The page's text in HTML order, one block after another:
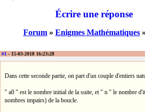
Écrire une réponse
Forum » Enigmes Mathématiques »
#1 - 15-03-2018 16:23:28
Dans cette seconde partie, on part d'un couple d'entiers
" a0 " est le nombre initial de la suite, et " n " le nombre
nombres impairs) de la boucle.